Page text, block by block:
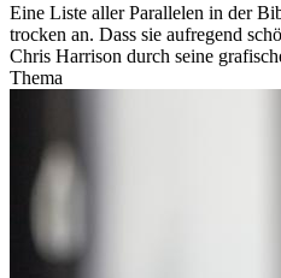
Eine Liste aller Parallelen in der
trocken an. Dass sie aufregend
Chris Harrison durch seine
Thema